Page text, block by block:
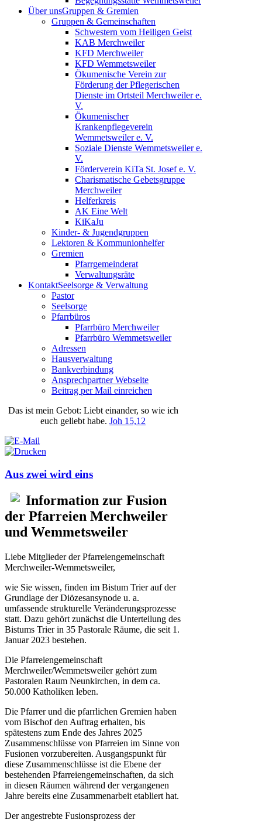
Über unsGruppen & Gremien
Gruppen & Gemeinschaften
Schwestern vom Heiligen Geist
KAB Merchweiler
KFD Merchweiler
KFD Wemmetsweiler
Ökumenische Verein zur
Förderung der Pflegerischen
Dienste im Ortsteil Merchweiler e.
V.
Ökumenischer
Krankenpflegeverein
Wemmetsweiler e. V.
Soziale Dienste Wemmetsweiler e.
V.
Förderverein KiTa St. Josef e. V.
Charismatische Gebetsgruppe
Merchweiler
Helferkreis
AK Eine Welt
KiKaJu
Kinder- & Jugendgruppen
Lektoren & Kommunionhelfer
Gremien
Pfarrgemeinderat
Verwaltungsräte
KontaktSeelsorge & Verwaltung
Pastor
Seelsorge
Pfarrbüros
Pfarrbüro Merchweiler
Pfarrbüro Wemmetsweiler
Adressen
Hausverwaltung
Bankverbindung
Ansprechpartner Webseite
Beitrag per Mail einreichen
Das ist mein Gebot: Liebt einander, so wie ich
euch geliebt habe.Joh 15,12
Aus zwei wird eins
Information zur Fusion
der Pfarreien Merchweiler
und Wemmetsweiler
Liebe Mitglieder der Pfarreiengemeinschaft
Merchweiler-Wemmetsweiler,
wie Sie wissen, finden im Bistum Trier auf der
Grundlage der Diözesansynode u. a.
umfassende strukturelle Veränderungsprozesse
statt. Dazu gehört zunächst die Unterteilung des
Bistums Trier in 35 Pastorale Räume, die seit 1.
Januar 2023 bestehen.
Die Pfarreiengemeinschaft
Merchweiler/Wemmetsweiler gehört zum
Pastoralen Raum Neunkirchen, in dem ca.
50.000 Katholiken leben.
Die Pfarrer und die pfarrlichen Gremien haben
vom Bischof den Auftrag erhalten, bis
spätestens zum Ende des Jahres 2025
Zusammenschlüsse von Pfarreien im Sinne von
Fusionen vorzubereiten. Ausgangspunkt für
diese Zusammenschlüsse ist die Ebene der
bestehenden Pfarreiengemeinschaften, da sich
in diesen Räumen während der vergangenen
Jahre bereits eine Zusammenarbeit etabliert hat.
Der angestrebte Fusionsprozess der